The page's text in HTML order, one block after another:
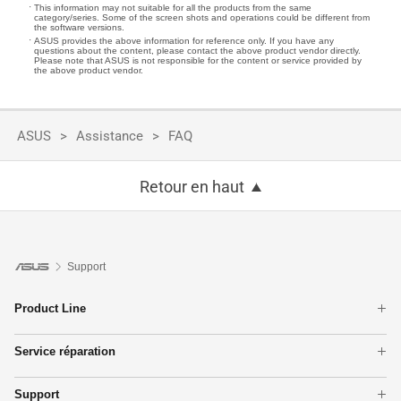
This information may not suitable for all the products from the same
category/series. Some of the screen shots and operations could be different from
the software versions.
ASUS provides the above information for reference only. If you have any
questions about the content, please contact the above product vendor directly.
Please note that ASUS is not responsible for the content or service provided by
the above product vendor.
ASUS Assistance FAQ
Retour en haut
Support
Product Line
Téléphones
Ordinateurs portables
Cartes mères
Moniteurs
Service réparation
Vérifiez statut de garantie
Suivre ma réparation
Support